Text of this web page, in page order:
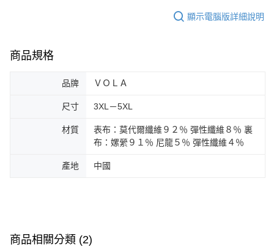
顯示電腦版詳細說明
商品規格
品牌 ＶＯＬＡ
尺寸 3XL－5XL
材質
表布：莫代爾纖維９２％ 彈性纖維８％ 裏
布：嫘縈９１％ 尼龍５％ 彈性纖維４％
產地 中國
商品相關分類 (2)